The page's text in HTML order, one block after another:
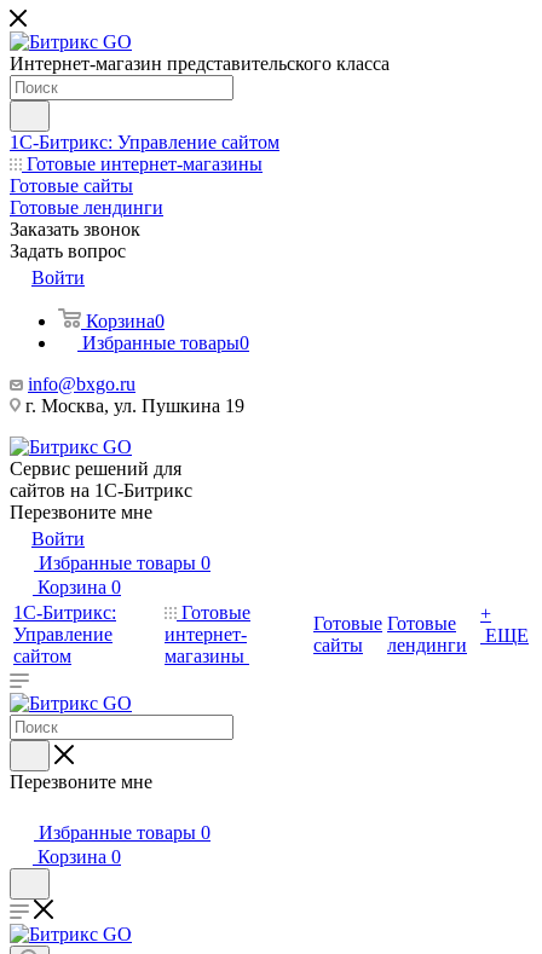
Интернет-магазин представительского класса
1С-Битрикс: Управление сайтом
Готовые интернет-магазины
Готовые сайты
Готовые лендинги
Заказать звонок
Задать вопрос
Войти
Корзина0
Избранные товары0
info@bxgo.ru
г. Москва, ул. Пушкина 19
Сервис решений для
сайтов на 1С-Битрикс
Перезвоните мне
Войти
Избранные товары 0
Корзина 0
1С-Битрикс:
Управление
сайтом
Готовые
интернет-
магазины
Готовые
сайты
Готовые
лендинги
+
ЕЩЕ
Перезвоните мне
Избранные товары 0
Корзина 0